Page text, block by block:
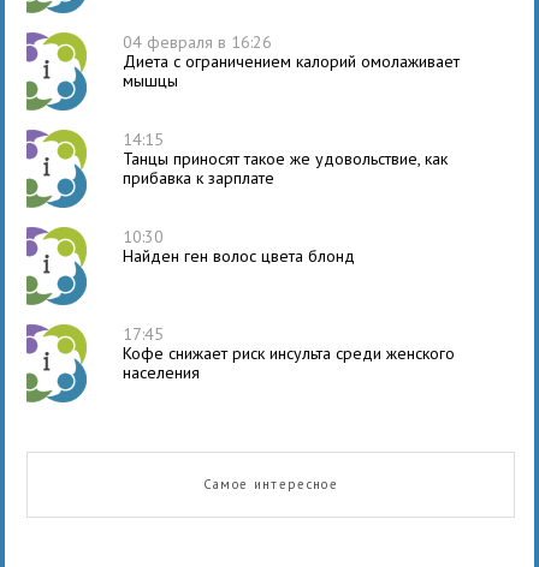
04 февраля в 16:26
Диета с ограничением калорий омолаживает
мышцы
14:15
Танцы приносят такое же удовольствие, как
прибавка к зарплате
10:30
Найден ген волос цвета блонд
17:45
Кофе снижает риск инсульта среди женского
населения
Самое интересное